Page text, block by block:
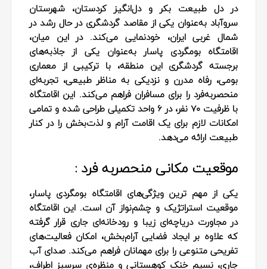
در دل طبیعت بکر و دل‌انگیز کردستان، شهرستان
سروآباد به‌عنوان یکی از مقاصد گردشگری در حال رشد در
شمال غربی ایران، خودنمایی می‌کند. در این میان،
اقامتگاه بومگردی پاسار به‌عنوان یکی از جاذبه‌های
برجسته گردشگری این منطقه، با ترکیبی از معماری
بومی، رفاه مدرن و نزدیکی به مناظر طبیعی، تجربه‌ای
منحصربه‌فرد را برای مسافران فراهم می‌کند. این اقامتگاه
با ظرفیت ۷۰ نفر، در ۶ واحد تکمیلی طراحی شده و تمامی
امکانات لازم برای یک اقامت آرام و لذت‌بخش را در کنار
طبیعت ارائه می‌دهد.
موقعیت مکانی منحصربه‌ فرد :
یکی از مهم‌ ترین ویژگی‌های اقامتگاه بومگردی پاسار،
موقعیت استراتژیک و چشم‌نواز آن است. این اقامتگاه
در مجاورت دریاچه‌ای زیبا و رودخانه‌ای جاری قرار گرفته
که علاوه بر ایجاد فضایی آرام‌بخش، امکان فعالیت‌های
تفریحی متنوعی را برای مهمانان فراهم می‌کند. صدای آب
جاری، نسیم خنک کوهستانی و منظره‌ی سرسبز اطراف،